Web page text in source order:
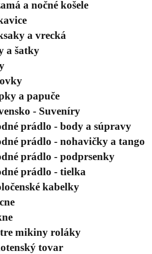
a nočné košele
a vrecká
a šatky
a papuče
- Suveníry
prádlo - body a súpravy
prádlo - nohavičky a tango
prádlo - podprsenky
prádlo - tielka
kabelky
mikiny roláky
tovar